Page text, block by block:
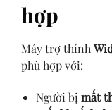
hợp
Máy trợ thính
phù hợp với:
Người bị mất